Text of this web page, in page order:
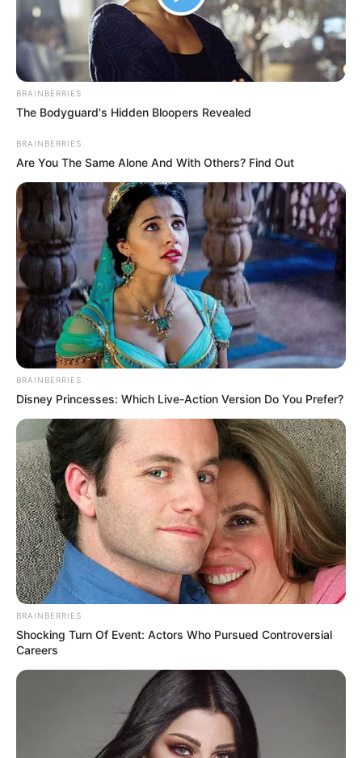
Seguridad vial:reduce riesgos asociados a
caminos deteriorados.
COMPARTIR
ALERTA BOGOTÁ EN GOOGLE NEWS
TEMAS RELACIONADOS
TRANCONES
LA CALERA, CUNDINAMARCA
CIERRES VIALES
MANTÉNGASE EN ALERTA
Tenemos todas las noticias que le
interesan. Para estar bien informado, por
favor, active las notificaciones de Alerta.
ACTIVAR AHORA
TEMAS DESTACADOS
RECIBO DEL AGUA
LOCALIDAD DE USAQUÉN
CUNDINAMARCA
DESAPARECIDOS
CORTES DE LUZ
LOCALIDAD DE ENGATIVÁ
REGIOTRAM DE OCCIDENTE
LOCALIDAD DE SUBA
BRAINBERRIES
The Bodyguard's Hidden Bloopers Revealed
BRAINBERRIES
Are You The Same Alone And With Others? Find Out
BRAINBERRIES
Disney Princesses: Which Live-Action Version Do You Prefer?
BRAINBERRIES
Shocking Turn Of Event: Actors Who Pursued Controversial
Careers